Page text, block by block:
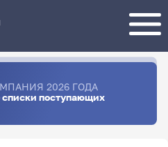
2026 ГОДА
поступающих